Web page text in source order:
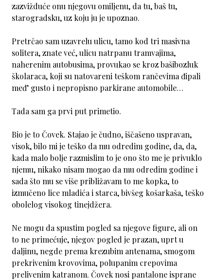
zazvižduće onu njegovu omiljenu, da tu, baš tu,
starogradsku, uz koju ju je upoznao.
Pretrčao sam uzavrelu ulicu, tamo kod tri masivna
solitera, znate već, ulicu natrpanu tramvajima,
naherenim autobusima, provukao se kroz bašibozluk
školaraca, koji su natovareni teškom rančevima đipali
međ’ gusto i nepropisno parkirane automobile…
Tada sam ga prvi put primetio.
Bio je to Čovek. Stajao je čudno, iščašeno uspravan,
visok, bilo mi je teško da mu odredim godine, da, da,
kada malo bolje razmislim to je ono što me je privuklo
njemu, nikako nisam mogao da mu odredim godine i
sada što mu se više približavam to me kopka, to
izmučeno lice mladića i starca, bivšeg košarkaša, teško
obolelog visokog tinejdžera.
Ne mogu da spustim pogled sa njegove figure, ali on
to ne primećuje, njegov pogled je prazan, uprt u
daljinu, negde prema krezubim antenama, smogom
prekrivenim krovovima, polupanim crepovima
prelivenim katranom. Čovek nosi pantalone isprane